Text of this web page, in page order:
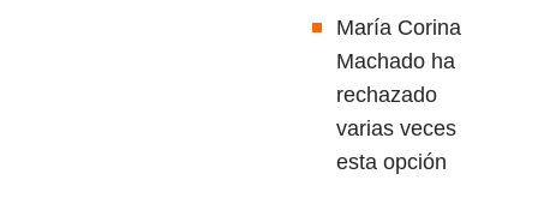
María Corina
Machado ha
rechazado
varias veces
esta opción